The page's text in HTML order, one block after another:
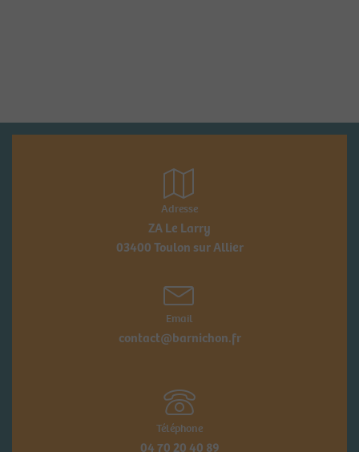
Adresse
ZA Le Larry
03400 Toulon sur Allier
Email
contact@barnichon.fr
Téléphone
04 70 20 40 89